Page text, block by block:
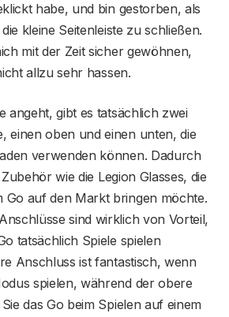
habe, und bin gestorben, als
kleine Seitenleiste zu schließen.
mit der Zeit sicher gewöhnen,
allzu sehr hassen.
angeht, gibt es tatsächlich zwei
einen oben und einen unten, die
verwenden können. Dadurch
wie die Legion Glasses, die
Go auf den Markt bringen möchte.
sind wirklich von Vorteil,
tatsächlich Spiele spielen
Anschluss ist fantastisch, wenn
spielen, während der obere
das Go beim Spielen auf einem